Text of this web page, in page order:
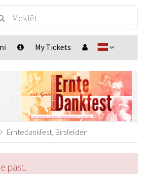
My Tickets
Erntedankfest, Birsfelden
past.